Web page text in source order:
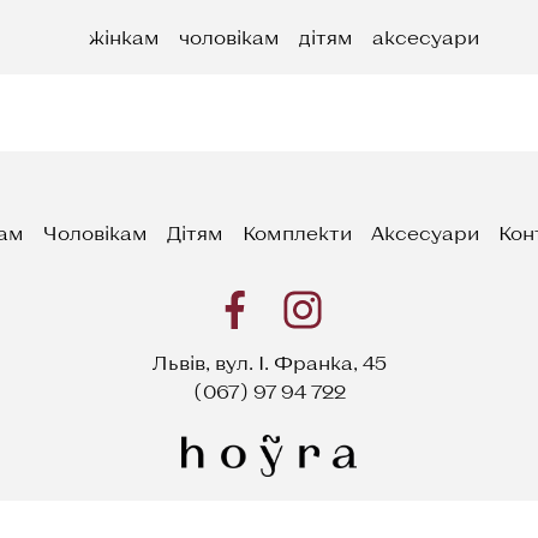
жінкам чоловікам дітям аксесуари
Чоловікам Дітям Комплекти Аксесуари
Львів, вул. І. Франка, 45
(067) 97 94 722